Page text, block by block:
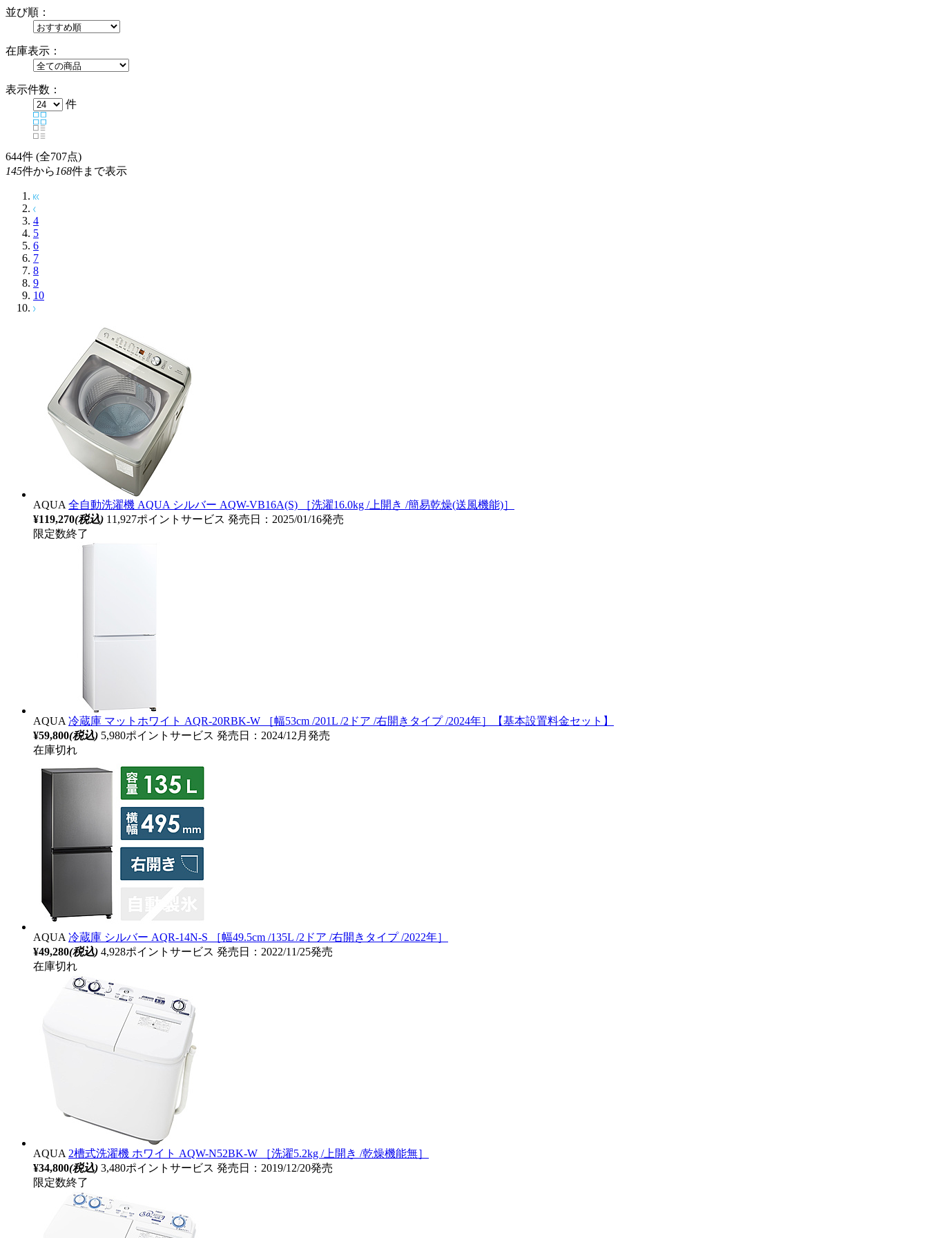
並び順：
在庫表示：
表示件数：
件
644件 (全707点)
145件から 168件まで表示
4
5
6
7
8
9
10
AQUA 全自動洗濯機 AQUA シルバー AQW-VB16A(S) ［洗濯16.0kg /上開き /簡易乾燥(送風機能)］
¥119,270(税込) 11,927ポイントサービス 発売日：2025/01/16発売
限定数終了
AQUA 冷蔵庫 マットホワイト AQR-20RBK-W ［幅53cm /201L /2ドア /右開きタイプ /2024年］【基本設置料金セット】
¥59,800(税込) 5,980ポイントサービス 発売日：2024/12月発売
在庫切れ
AQUA 冷蔵庫 シルバー AQR-14N-S ［幅49.5cm /135L /2ドア /右開きタイプ /2022年］
¥49,280(税込) 4,928ポイントサービス 発売日：2022/11/25発売
在庫切れ
AQUA 2槽式洗濯機 ホワイト AQW-N52BK-W ［洗濯5.2kg /上開き /乾燥機能無］
¥34,800(税込) 3,480ポイントサービス 発売日：2019/12/20発売
限定数終了